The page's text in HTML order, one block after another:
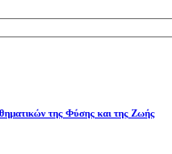
της Φύσης και της Ζωής